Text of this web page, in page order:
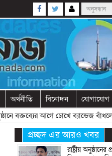
অর্থনীতি বিনোদন যোগাযোগ
আগে চোখে ব্যান্ডেজ বাঁধলেন
প্রচ্ছদ এর আরও খবর
রাষ্ট্রীয় অনুষ্ঠানের